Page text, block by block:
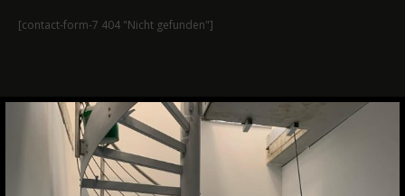
[contact-form-7 404 "Nicht gefunden"]